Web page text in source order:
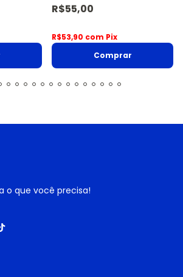
R$55,00
R$53,90 com Pix
o que você precisa!